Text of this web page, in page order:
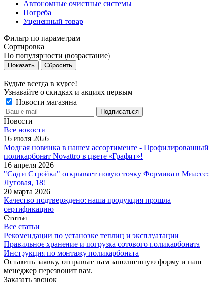
Автономные очистные системы
Погреба
Уцененный товар
Фильтр по параметрам
Сортировка
По популярности (возрастание)
Сбросить
Будьте всегда в курсе!
Узнавайте о скидках и акциях первым
Новости магазина
Новости
Все новости
16 июля 2026
Модная новинка в нашем ассортименте - Профилированный
поликарбонат Novattro в цвете «Графит»!
16 апреля 2026
"Сад и Стройка" открывает новую точку Формика в Миассе:
Луговая, 18!
20 марта 2026
Качество подтверждено: наша продукция прошла
сертификацию
Статьи
Все статьи
Рекомендации по установке теплиц и эксплуатации
Правильное хранение и погрузка сотового поликарбоната
Инструкция по монтажу поликарбоната
Оставить заявку, отправьте нам заполненную форму и наш
менеджер перезвонит вам.
Заказать звонок